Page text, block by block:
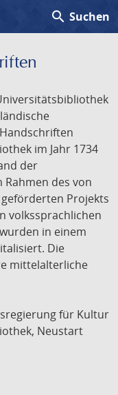
search Suchen
im Jahr 1734
der
Rahmen des von
Projekts
volkssprachlichen
in einem
Die
mittelalterliche
für Kultur
Neustart